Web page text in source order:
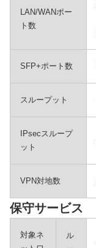
LAN/WANポー
ト数
SFP+ポート数
スループット
IPsecスループ
ット
VPN対地数
保守サービス
対象ネ
ル